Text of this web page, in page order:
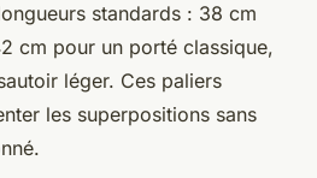
standards : 38 cm
cm pour un porté classique,
léger. Ces paliers
les superpositions sans